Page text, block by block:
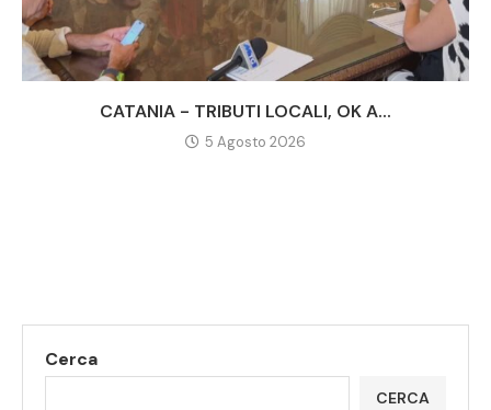
CATANIA - TRIBUTI LOCALI, OK A...
5 Agosto 2026
Cerca
CERCA